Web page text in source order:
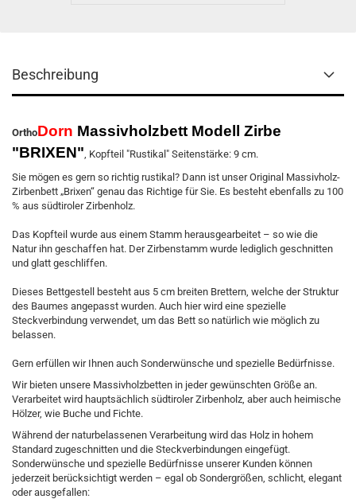
Beschreibung
OrthoDorn Massivholzbett Modell Zirbe
"BRIXEN", Kopfteil "Rustikal" Seitenstärke: 9 cm.
Sie mögen es gern so richtig rustikal? Dann ist unser Original Massivholz-
Zirbenbett „Brixen“ genau das Richtige für Sie. Es besteht ebenfalls zu 100
% aus südtiroler Zirbenholz.
Das Kopfteil wurde aus einem Stamm herausgearbeitet – so wie die
Natur ihn geschaffen hat. Der Zirbenstamm wurde lediglich geschnitten
und glatt geschliffen.
Dieses Bettgestell besteht aus 5 cm breiten Brettern, welche der Struktur
des Baumes angepasst wurden. Auch hier wird eine spezielle
Steckverbindung verwendet, um das Bett so natürlich wie möglich zu
belassen.
Gern erfüllen wir Ihnen auch Sonderwünsche und spezielle Bedürfnisse.
Wir bieten unsere Massivholzbetten in jeder gewünschten Größe an.
Verarbeitet wird hauptsächlich südtiroler Zirbenholz, aber auch heimische
Hölzer, wie Buche und Fichte.
Während der naturbelassenen Verarbeitung wird das Holz in hohem
Standard zugeschnitten und die Steckverbindungen eingefügt.
Sonderwünsche und spezielle Bedürfnisse unserer Kunden können
jederzeit berücksichtigt werden – egal ob Sondergrößen, schlicht, elegant
oder ausgefallen: